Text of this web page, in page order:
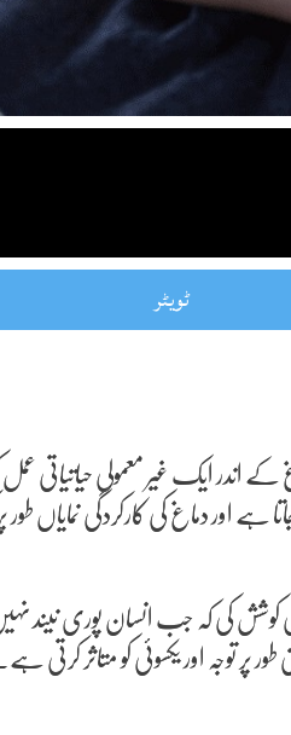
ٹویٹر
ایک غیر معمولی حیاتیاتی عمل
اور دماغ کی کارکردگی نمایاں طور
کہ جب انسان پوری نیند نہیں
توجہ اور یکسوئی کو متاثر کرتی ہے۔